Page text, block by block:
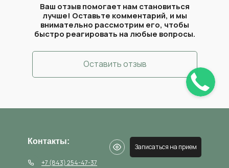
Оставить отзыв
Ваш отзыв помогает нам становиться
лучше! Оставьте комментарий, и мы
внимательно рассмотрим его, чтобы
быстро реагировать на любые вопросы.
Записаться на прием
Контакты:
+7 (843) 254-47-37